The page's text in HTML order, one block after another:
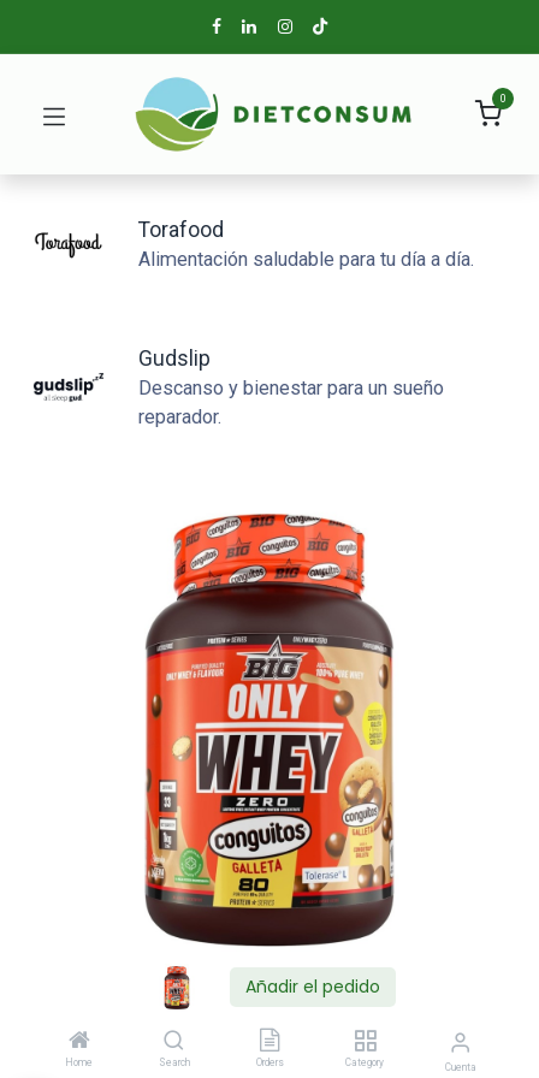
Añadir el pedido
Home Search Orders Category Cuenta
0
Torafood
Alimentación saludable para tu día a día.
Gudslip
Descanso y bienestar para un sueño
reparador.
Shop